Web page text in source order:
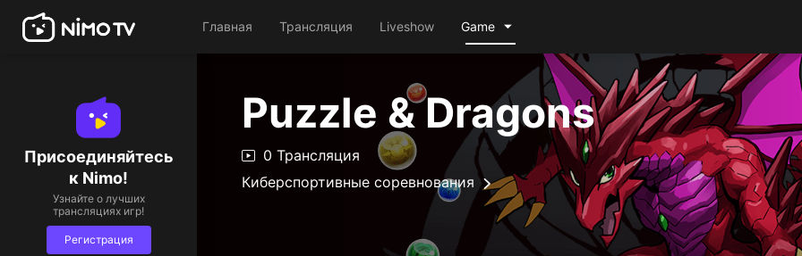
Главная Трансляция Liveshow Game
Присоединяйтесь
к Nimo!
Узнайте о лучших
трансляциях игр!
Регистрация
Puzzle & Dragons
0 Трансляция
Киберспортивные соревнования